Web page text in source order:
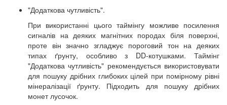
"Додаткова чутливість".
При використанні цього таймінгу можливе посилення
сигналів на деяких магнітних породах біля поверхні,
проте він значно згладжує пороговий тон на деяких
типах ґрунту, особливо з DD-котушками. Таймінг
"Додаткова чутливість" рекомендується використовувати
для пошуку дрібних глибоких цілей при помірному рівні
мінералізації ґрунту. Підходить для пошуку дрібних
монет лусочок.